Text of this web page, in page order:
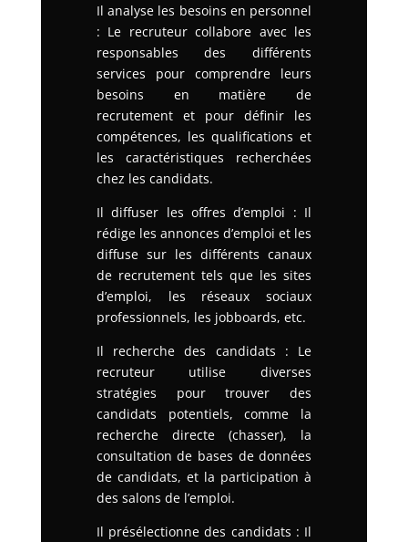
Il analyse les besoins en personnel
: Le recruteur collabore avec les
responsables des différents
services pour comprendre leurs
besoins en matière de
recrutement et pour définir les
compétences, les qualifications et
les caractéristiques recherchées
chez les candidats.
Il diffuser les offres d’emploi : Il
rédige les annonces d’emploi et les
diffuse sur les différents canaux
de recrutement tels que les sites
d’emploi, les réseaux sociaux
professionnels, les jobboards, etc.
Il recherche des candidats : Le
recruteur utilise diverses
stratégies pour trouver des
candidats potentiels, comme la
recherche directe (chasser), la
consultation de bases de données
de candidats, et la participation à
des salons de l’emploi.
Il présélectionne des candidats : Il